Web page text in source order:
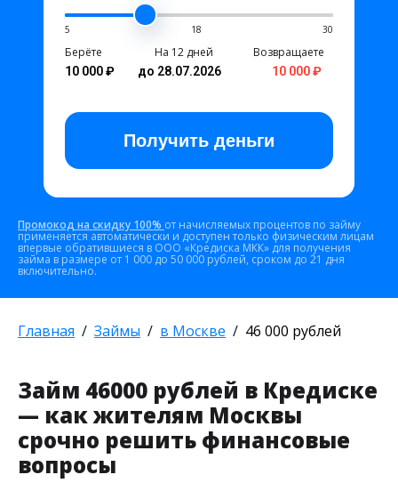
5 18 30
Берёте
10 000 ₽
На 12 дней
до 28.07.2026
Возвращаете
10 000 ₽
Получить деньги
Промокод на скидку 100% от начисляемых процентов по займу
применяется автоматически и доступен только физическим лицам
впервые обратившиеся в ООО «Кредиска МКК» для получения
займа в размере от 1 000 до 50 000 рублей, сроком до 21 дня
включительно.
Главная Займы в Москве 46 000 рублей
Займ 46000 рублей в Кредиске
— как жителям Москвы
срочно решить финансовые
вопросы